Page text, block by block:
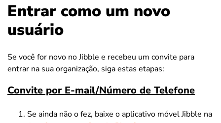
Entrar como um novo
usuário
Se você for novo no Jibble e recebeu um convite para
entrar na sua organização, siga estas etapas:
Convite por E-mail/Número de Telefone
Se ainda não o fez, baixe o aplicativo móvel Jibble na